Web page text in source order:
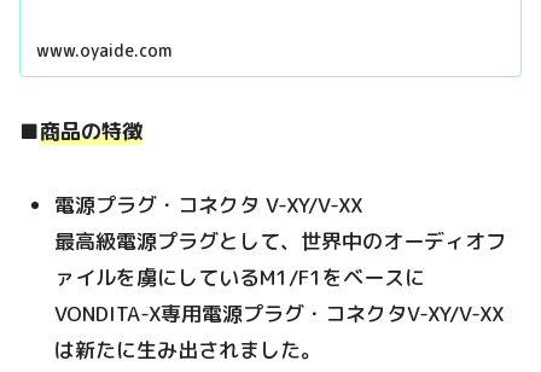
www.oyaide.com
■商品の特徴
電源プラグ・コネクタ V-XY/V-XX
最高級電源プラグとして、世界中のオーディオフ
ァイルを虜にしているM1/F1をベースに
VONDITA-X専用電源プラグ・コネクタV-XY/V-XX
は新たに生み出されました。